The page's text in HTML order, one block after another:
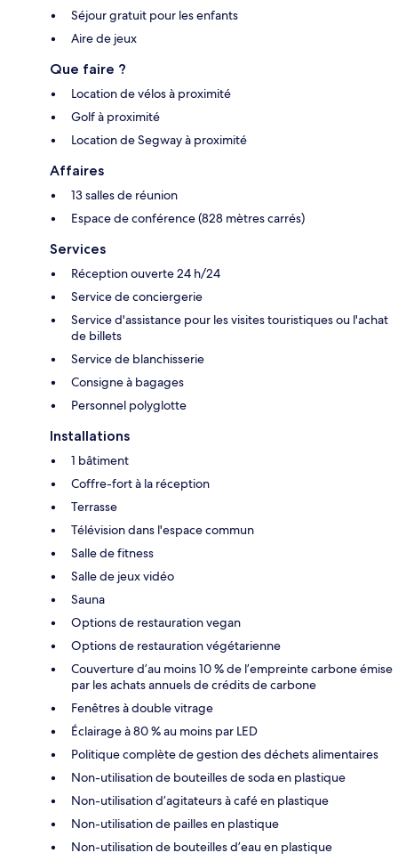
Séjour gratuit pour les enfants
Aire de jeux
Que faire ?
Location de vélos à proximité
Golf à proximité
Location de Segway à proximité
Affaires
13 salles de réunion
Espace de conférence (828 mètres carrés)
Services
Réception ouverte 24 h/24
Service de conciergerie
Service d'assistance pour les visites touristiques ou l'achat
de billets
Service de blanchisserie
Consigne à bagages
Personnel polyglotte
Installations
1 bâtiment
Coffre-fort à la réception
Terrasse
Télévision dans l'espace commun
Salle de fitness
Salle de jeux vidéo
Sauna
Options de restauration vegan
Options de restauration végétarienne
Couverture d’au moins 10 % de l’empreinte carbone émise
par les achats annuels de crédits de carbone
Fenêtres à double vitrage
Éclairage à 80 % au moins par LED
Politique complète de gestion des déchets alimentaires
Non-utilisation de bouteilles de soda en plastique
Non-utilisation d’agitateurs à café en plastique
Non-utilisation de pailles en plastique
Non-utilisation de bouteilles d’eau en plastique